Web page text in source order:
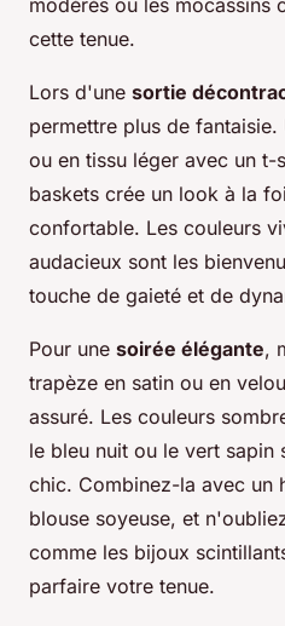
modérés ou les mocassins
cette tenue.
Lors d'une sortie
permettre plus de
ou en tissu léger avec un t-
baskets crée un look à la
confortable. Les couleurs
audacieux sont les
touche de gaieté et de
Pour une soirée élégante,
trapèze en satin ou en
assuré. Les couleurs
le bleu nuit ou le vert sapin
chic. Combinez-la avec un
blouse soyeuse, et
comme les bijoux
parfaire votre tenue.